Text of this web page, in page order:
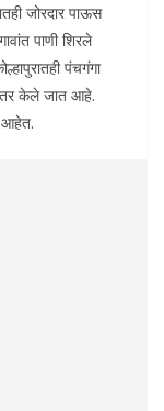
जोरदार पाऊस
पाणी शिरले
पंचगंगा
केले जात आहे.
आहेत.